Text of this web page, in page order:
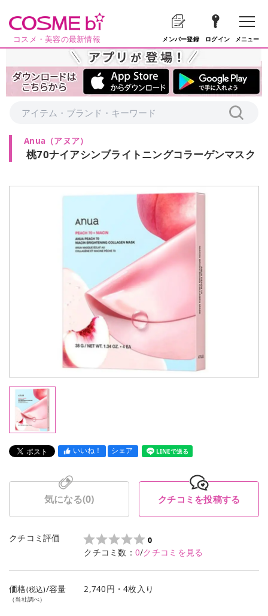
コスメ・美容の最新情報 メンバー登録 ログイン メニュー
Anua （アヌア）
桃70ナイアシンブライトニングコラーゲンマスク
いいね！ シェア LINEで送る
気になる(0) クチコミを投稿する
クチコミ評価 0
クチコミ数： 0/クチコミを見る
価格(税込)/容量
（当社調べ）
2,740円・4枚入り